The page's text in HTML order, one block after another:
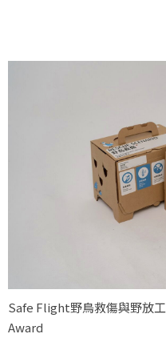
Safe Flight野鳥救傷與野放
Award